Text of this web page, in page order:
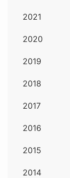
2021
2020
2019
2018
2017
2016
2015
2014